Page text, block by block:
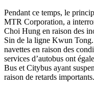
Pendant ce temps, le
MTR Corporation, a
Choi Hung en raison des
Sin de la ligne Kwun Tong.
navettes en raison des
services d’autobus ont
Bus et Citybus ayant
raison de retards importants.